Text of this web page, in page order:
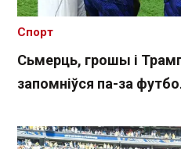
Сьмерць, грошы і
запомніўся па-за
Спорт